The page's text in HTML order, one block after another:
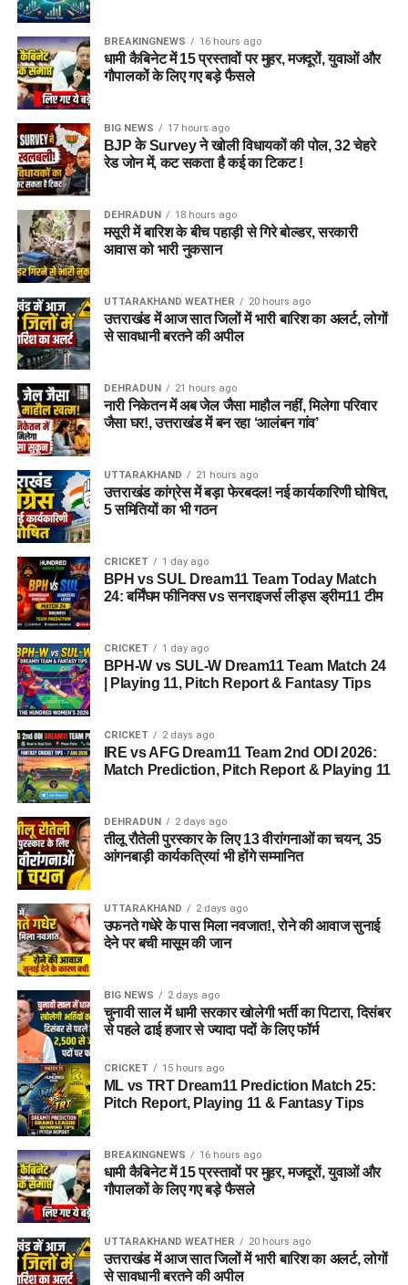
BREAKINGNEWS 16 hours ago
धामी कैबिनेट में 15 प्रस्तावों पर मुहर, मजदूरों, युवाओं और
गौपालकों के लिए गए बड़े फैसले
BIG NEWS 17 hours ago
BJP के Survey ने खोली विधायकों की पोल, 32 चेहरे
रेड जोन में, कट सकता है कई का टिकट !
DEHRADUN 18 hours ago
मसूरी में बारिश के बीच पहाड़ी से गिरे बोल्डर, सरकारी
आवास को भारी नुकसान
UTTARAKHAND WEATHER 20 hours ago
उत्तराखंड में आज सात जिलों में भारी बारिश का अलर्ट, लोगों
से सावधानी बरतने की अपील
DEHRADUN 21 hours ago
नारी निकेतन में अब जेल जैसा माहौल नहीं, मिलेगा परिवार
जैसा घर!, उत्तराखंड में बन रहा ‘आलंबन गांव’
UTTARAKHAND 21 hours ago
उत्तराखंड कांग्रेस में बड़ा फेरबदल! नई कार्यकारिणी घोषित,
5 समितियों का भी गठन
CRICKET 1 day ago
BPH vs SUL Dream11 Team Today Match
24: बर्मिंघम फीनिक्स vs सनराइजर्स लीड्स ड्रीम11 टीम
CRICKET 1 day ago
BPH-W vs SUL-W Dream11 Team Match 24
| Playing 11, Pitch Report & Fantasy Tips
CRICKET 2 days ago
IRE vs AFG Dream11 Team 2nd ODI 2026:
Match Prediction, Pitch Report & Playing 11
DEHRADUN 2 days ago
तीलू रौतेली पुरस्कार के लिए 13 वीरांगनाओं का चयन, 35
आंगनबाड़ी कार्यकत्रियां भी होंगे सम्मानित
UTTARAKHAND 2 days ago
उफनते गधेरे के पास मिला नवजात!, रोने की आवाज सुनाई
देने पर बची मासूम की जान
BIG NEWS 2 days ago
चुनावी साल में धामी सरकार खोलेगी भर्ती का पिटारा, दिसंबर
से पहले ढाई हजार से ज्यादा पदों के लिए फॉर्म
CRICKET 15 hours ago
ML vs TRT Dream11 Prediction Match 25:
Pitch Report, Playing 11 & Fantasy Tips
BREAKINGNEWS 16 hours ago
धामी कैबिनेट में 15 प्रस्तावों पर मुहर, मजदूरों, युवाओं और
गौपालकों के लिए गए बड़े फैसले
UTTARAKHAND WEATHER 20 hours ago
उत्तराखंड में आज सात जिलों में भारी बारिश का अलर्ट, लोगों
से सावधानी बरतने की अपील